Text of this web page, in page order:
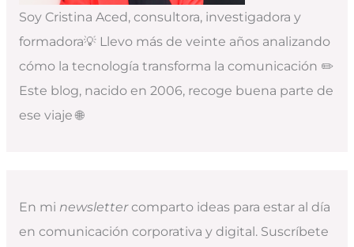
Soy Cristina Aced, consultora, investigadora y
formadora💡 Llevo más de veinte años analizando
cómo la tecnología transforma la comunicación ✏️
Este blog, nacido en 2006, recoge buena parte de
ese viaje 🌐
En mi newslettercomparto ideas para estar al día
en comunicación corporativa y digital. Suscríbete